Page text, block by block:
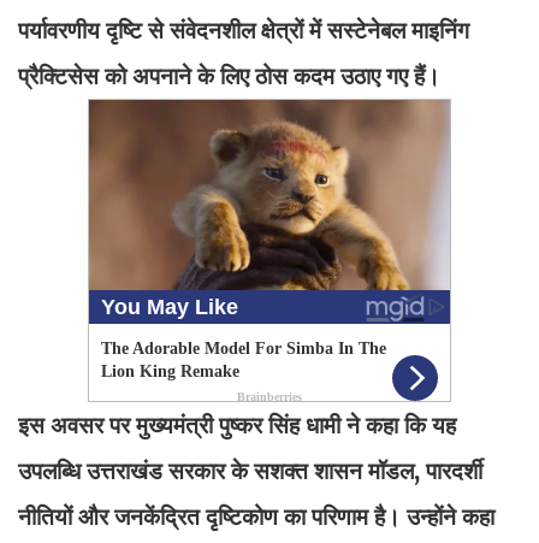
पर्यावरणीय दृष्टि से संवेदनशील क्षेत्रों में सस्टेनेबल माइनिंग
प्रैक्टिसेस को अपनाने के लिए ठोस कदम उठाए गए हैं।
इस अवसर पर मुख्यमंत्री पुष्कर सिंह धामी ने कहा कि यह
उपलब्धि उत्तराखंड सरकार के सशक्त शासन मॉडल, पारदर्शी
नीतियों और जनकेंद्रित दृष्टिकोण का परिणाम है। उन्होंने कहा